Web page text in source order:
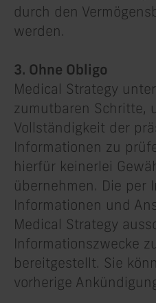
durch den
werden.
3. Ohne Obligo
Medical Strategy
zumutbaren Schritte,
Vollständigkeit der
Informationen zu
hierfür keinerlei
übernehmen. Die per
Informationen und
Medical Strategy
Informationszwecke
bereitgestellt. Sie
vorherige